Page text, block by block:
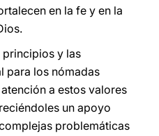
en la fe y en la
principios y las
para los nómadas
a estos valores
un apoyo
problemáticas